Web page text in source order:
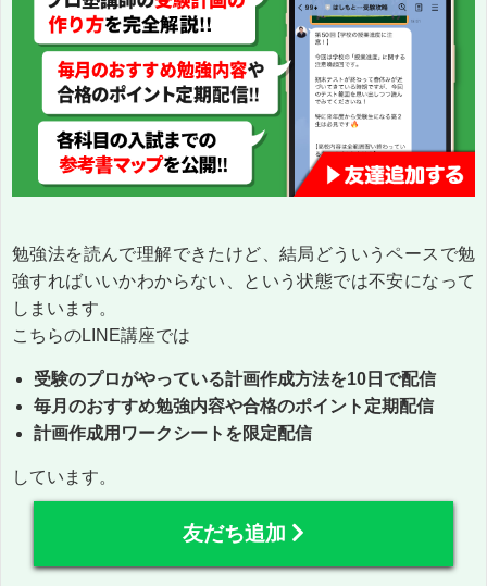
勉強法を読んで理解できたけど、結局どういうペースで勉
強すればいいかわからない、という状態では不安になって
しまいます。
こちらのLINE講座では
受験のプロがやっている計画作成方法を10日で配信
毎月のおすすめ勉強内容や合格のポイント定期配信
計画作成用ワークシートを限定配信
しています。
友だち追加